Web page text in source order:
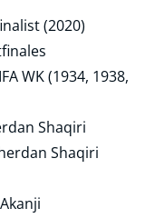
(2020)
WK (1934, 1938,
Shaqiri
Shaqiri